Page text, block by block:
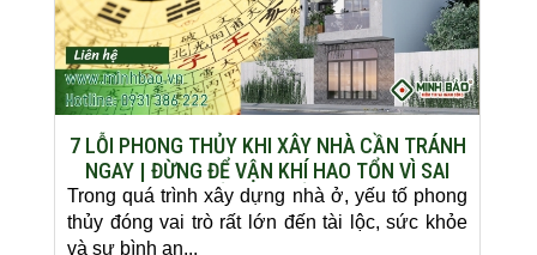
7 LỖI PHONG THỦY KHI XÂY NHÀ CẦN TRÁNH
NGAY | ĐỪNG ĐỂ VẬN KHÍ HAO TỔN VÌ SAI
LẦM CƠ BẢN
Trong quá trình xây dựng nhà ở, yếu tố phong
thủy đóng vai trò rất lớn đến tài lộc, sức khỏe
và sự bình an...